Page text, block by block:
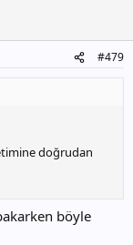
#479
doğrudan
böyle